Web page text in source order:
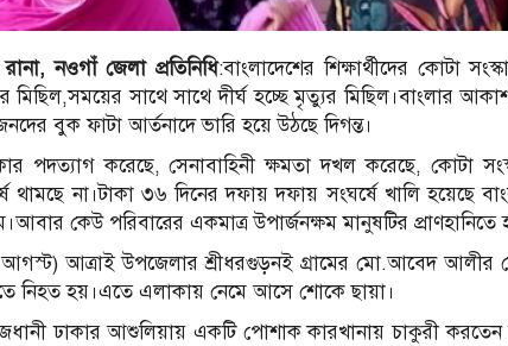
নওগাঁ জেলা প্রতিনিধি:বাংলাদেশের শিক্ষার্থীদের কোটা
মিছিল,সময়ের সাথে সাথে দীর্ঘ হচ্ছে মৃত্যুর মিছিল।বাংলার
বুক ফাটা আর্তনাদে ভারি হয়ে উঠছে দিগন্ত।
পদত্যাগ করেছে, সেনাবাহিনী ক্ষমতা দখল করেছে, কোটা
থামছে না।টাকা ৩৬ দিনের দফায় দফায় সংঘর্ষে খালি হয়েছে
কেউ পরিবারের একমাত্র উপার্জনক্ষম মানুষটির প্রাণহানিতে
আত্রাই উপজেলার শ্রীধরগুড়নই গ্রামের মো.আবেদ আলীর
নিহত হয়।এতে এলাকায় নেমে আসে শোকে ছায়া।
ঢাকার আশুলিয়ায় একটি পোশাক কারখানায় চাকুরী